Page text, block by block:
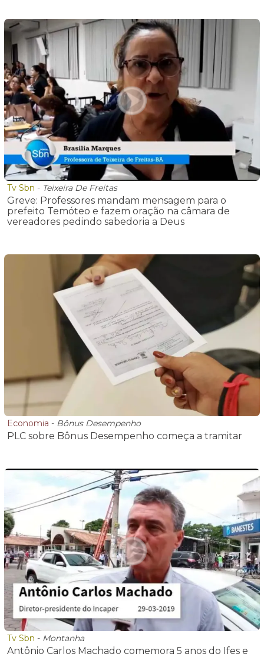
Tv Sbn - Teixeira De Freitas
Greve: Professores mandam mensagem para o
prefeito Temóteo e fazem oração na câmara de
vereadores pedindo sabedoria a Deus
Economia - Bônus Desempenho
PLC sobre Bônus Desempenho começa a tramitar
Tv Sbn - Montanha
Antônio Carlos Machado comemora 5 anos do Ifes e